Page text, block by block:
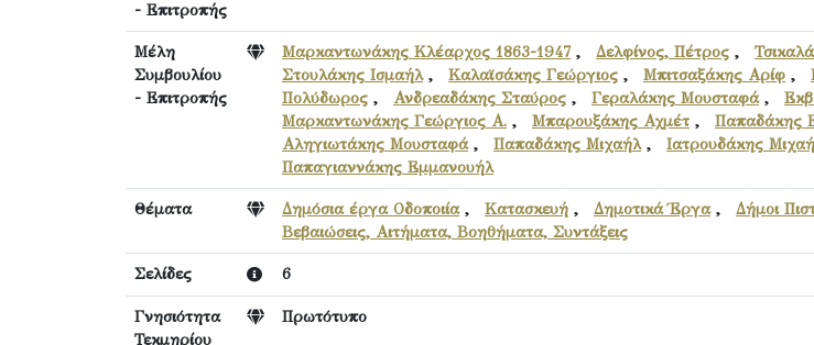
- Επιτροπής
Μέλη
Συμβουλίου
- Επιτροπής
Μαρκαντωνάκης Κλέαρχος 1863-1947, Δελφίνος, Πέτρος ,
Στουλάκης Ισμαήλ, Καλαϊσάκης Γεώργιος , Μπιτσαξάκης Αρίφ ,
Πολύδωρος , Ανδρεαδάκης Σταύρος , Γεραλάκης Μουσταφά,
Μαρκαντωνάκης Γεώργιος Α. , Μπαρουξάκης Αχμέτ , Παπαδάκης
Αληγιωτάκης Μουσταφά, Παπαδάκης Μιχαήλ, Ιατρουδάκης
Παπαγιαννάκης Εμμανουήλ
Θέματα Δημόσια έργα Οδοποιία, Κατασκευή , Δημοτικά Έργα, Δήμοι
Βεβαιώσεις, Αιτήματα, Βοηθήματα, Συντάξεις
Σελίδες 6
Γνησιότητα
Τεκμηρίου
Πρωτότυπο